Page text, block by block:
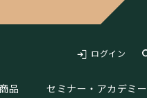
ログイン
品 セミナー・アカデミー